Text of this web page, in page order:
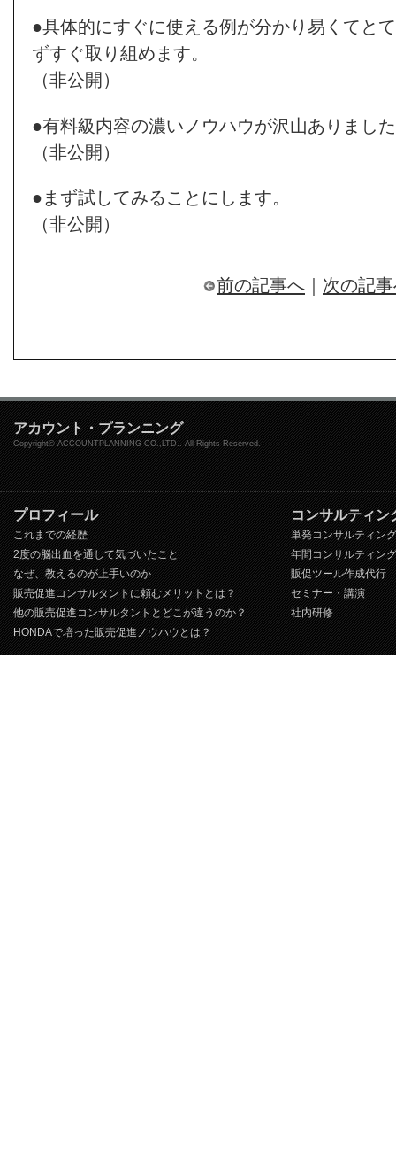
●具体的にすぐに使える例が分かり易くてと
ずすぐ取り組めます。
（非公開）
●有料級内容の濃いノウハウが沢山ありまし
（非公開）
●まず試してみることにします。
（非公開）
前の記事へ 次の記
アカウント・プランニング
Copyright© ACCOUNTPLANNING CO.,LTD.. All Rights Reserved.
プロフィール
これまでの経歴
2度の脳出血を通して気づいたこと
なぜ、教えるのが上手いのか
販売促進コンサルタントに頼むメリットとは？
他の販売促進コンサルタントとどこが違うのか？
HONDAで培った販売促進ノウハウとは？
コンサルティン
単発コンサルティング
年間コンサルティング
販促ツール作成代行
セミナー・講演
社内研修